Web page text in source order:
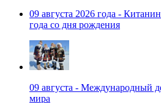
09 августа 2026 года -
года со дня рождения
09 августа - Международный
мира